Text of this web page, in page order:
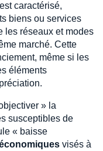
caractérisé,
biens ou services
les réseaux et modes
marché. Cette
même si les
éléments
» la
susceptibles de
« baisse
visés à